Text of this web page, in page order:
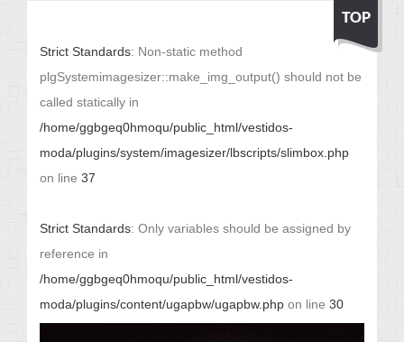
Strict Standards: Non-static method
plgSystemimagesizer::make_img_output() should not be
called statically in
/home/ggbgeq0hmoqu/public_html/vestidos-
moda/plugins/system/imagesizer/lbscripts/slimbox.php
on line 37
Strict Standards: Only variables should be assigned by
reference in
/home/ggbgeq0hmoqu/public_html/vestidos-
moda/plugins/content/ugapbw/ugapbw.php on line 30